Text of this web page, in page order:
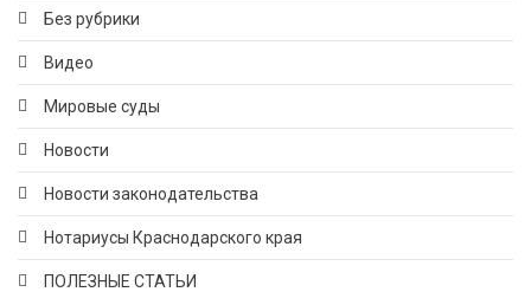
Без рубрики
Видео
Мировые суды
Новости
Новости законодательства
Нотариусы Краснодарского края
ПОЛЕЗНЫЕ СТАТЬИ